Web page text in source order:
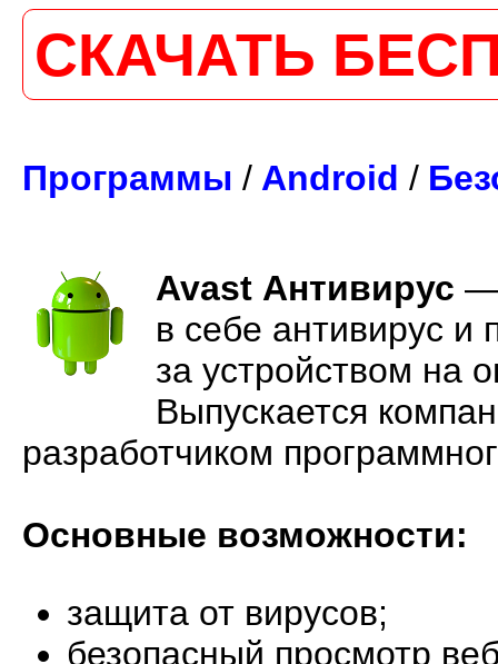
СКАЧАТЬ
Программы / Android /
Avast Антивирус
в себе антивирус и
за устройством на
Выпускается
разработчиком
Основные возможности:
защита от вирусов;
безопасный просмотр